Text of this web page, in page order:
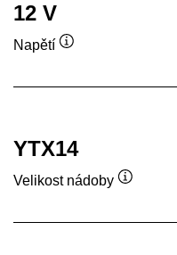
12 V
Napětí
YTX14
Velikost nádoby